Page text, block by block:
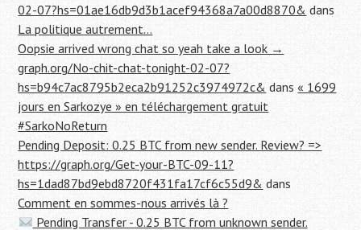
02-07?hs=01ae16db9d3b1acef94368a7a00d8870& dans
La politique autrement…
Oopsie arrived wrong chat so yeah take a look →
graph.org/No-chit-chat-tonight-02-07?
hs=b94c7ac8795b2eca2b91252c3974972c& dans« 1699
jours en Sarkozye » en téléchargement gratuit
#SarkoNoReturn
Pending Deposit: 0.25 BTC from new sender. Review? =>
https://graph.org/Get-your-BTC-09-11?
hs=1dad87bd9ebd8720f431fa17cf6c55d9& dans
Comment en sommes-nous arrivés là ?
Pending Transfer - 0.25 BTC from unknown sender.